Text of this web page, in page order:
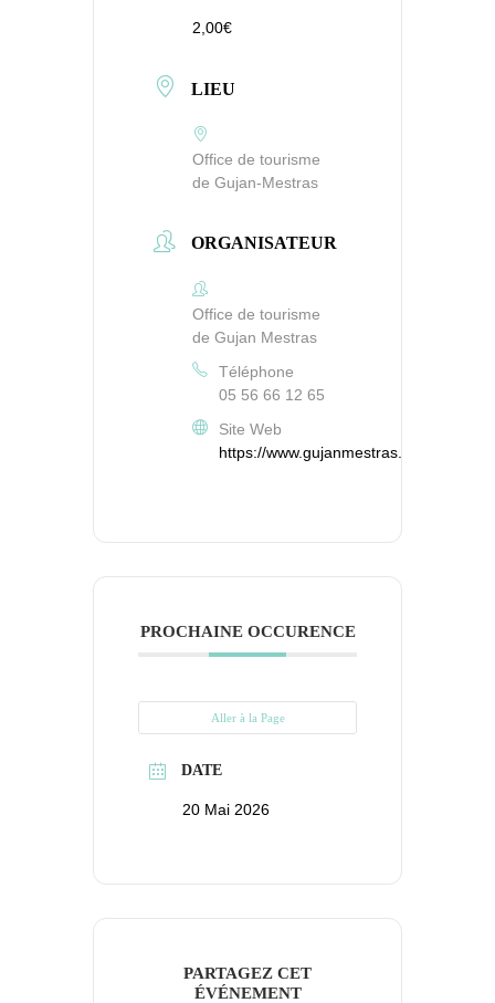
2,00€
LIEU
Office de tourisme
de Gujan-Mestras
ORGANISATEUR
Office de tourisme
de Gujan Mestras
Téléphone
05 56 66 12 65
Site Web
https://www.gujanmestras.com/
PROCHAINE OCCURENCE
Aller à la Page
DATE
20 Mai 2026
PARTAGEZ CET
ÉVÉNEMENT